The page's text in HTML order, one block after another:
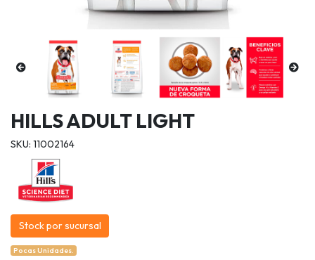
HILLS ADULT LIGHT
SKU: 11002164
Stock por sucursal
Pocas Unidades.